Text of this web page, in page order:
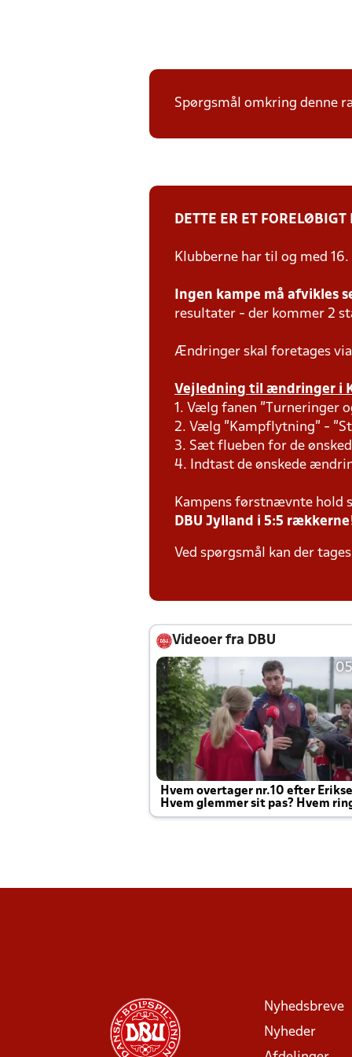
Spørgsmål omkring denne
DETTE ER ET
Klubberne har til og med
Ingen kampe må afvikles
resultater - der kommer 2
Ændringer skal foretages
Vejledning til ændringer i
1. Vælg fanen "Turneringer
2. Vælg "Kampflytning" -
3. Sæt flueben for de
4. Indtast de ønskede
Kampens førstnævnte hold
DBU Jylland i 5:5
Ved spørgsmål kan der
Videoer fra DBU
Hvem overtager nr.10 efter
Hvem glemmer sit pas? Hvem
Joachim altid til efter kampe?
Nyhedsbreve
Nyheder